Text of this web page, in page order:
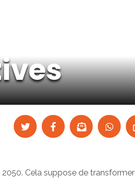
2050. Cela suppose de transformer